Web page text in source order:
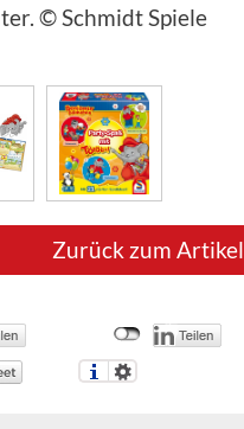
© Schmidt Spiele
Zurück zum Artikel